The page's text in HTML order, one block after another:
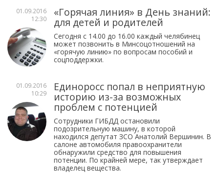
01.09.2016
12:30
«Горячая линия» в День знаний:
для детей и родителей
Сегодня с 14.00 до 16.00 каждый челябинец
может позвонить в Минсоцотношений на
«горячую линию» по вопросам пособий и
соцподдержки.
01.09.2016
10:29
Единоросс попал в неприятную
историю из-за возможных
проблем с потенцией
Сотрудники ГИБДД остановили
подозрительную машину, в которой
находился депутат ЗСО Анатолий Вершинин. В
салоне автомобиля правоохранители
обнаружили средство для повышения
потенции. По крайней мере, так утверждает
владелец вещества.